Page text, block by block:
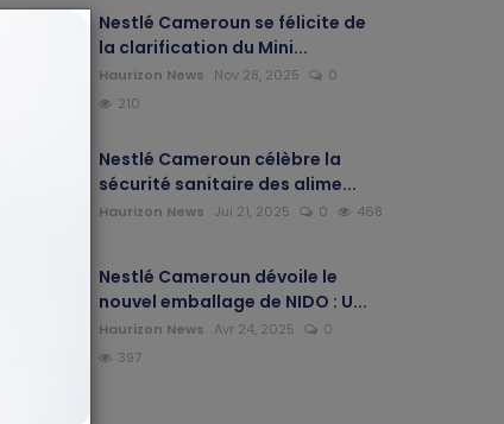
Nestlé Cameroun se félicite de
la clarification du Mini...
Haurizon News Nov 28, 2025
0
210
Nestlé Cameroun célèbre la
sécurité sanitaire des alime...
Haurizon News Jui 21, 2025 0 468
Nestlé Cameroun dévoile le
nouvel emballage de NIDO : U...
Haurizon News Avr 24, 2025
0
397